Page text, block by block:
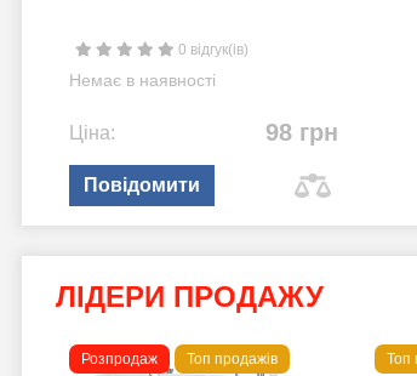
0 відгук(ів)
Немає в наявності
Ціна: 98 грн
Повідомити
ЛІДЕРИ ПРОДАЖУ
Розпродаж Топ продажів Топ